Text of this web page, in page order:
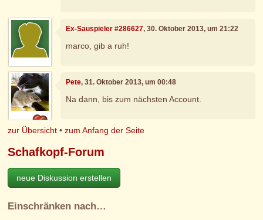
Ex-Sauspieler #286627, 30. Oktober 2013, um 21:22
marco, gib a ruh!
Pete, 31. Oktober 2013, um 00:48
Na dann, bis zum nächsten Account.
zur Übersicht •zum Anfang der Seite
Schafkopf-Forum
neue Diskussion erstellen
Einschränken nach…